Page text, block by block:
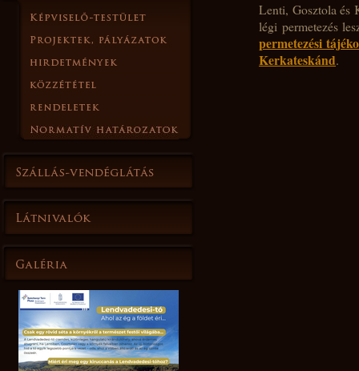
Lenti, Gosztola és
légi permetezés
permetezési
Kerkateskánd.